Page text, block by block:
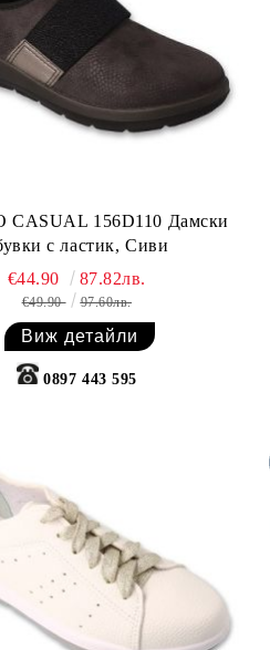
CASUAL 156D110 Дамски
с ластик, Сиви
€44.90 87.82лв.
€49.90 97.60лв.
Виж детайли
0897 443 595